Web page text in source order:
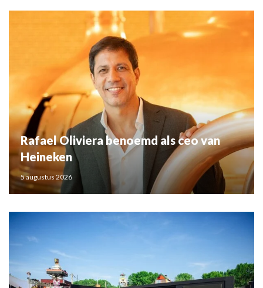
Rafael Oliviera benoemd als ceo van
Heineken
5 augustus 2026